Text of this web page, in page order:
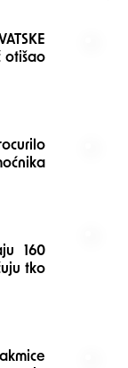
otišao
160
tko